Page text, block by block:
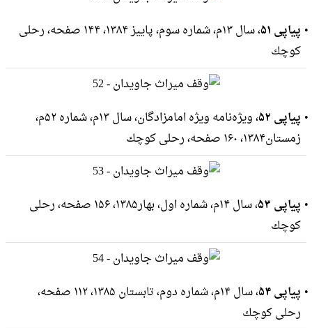
پیاپی ۵۱
، سال ۱۳م، شماره سوم، پاییز ۱۳۸۴، ۱۴۴ صفحه، رحلى
كوچك
پیاپی ۵۲
، ویژه‌نامه ویژه امامزادگان، سال ۱۳م، شماره ۵۲م،
زمستان۱۳۸۴، ۱۶۰ صفحه، رحلى كوچك
پیاپی ۵۳
، سال ۱۴م، شماره اول، بهار۱۳۸۵، ۱۵۶ صفحه، رحلى
كوچك
پیاپی ۵۴
، سال ۱۴م، شماره دوم، تابستان ۱۳۸۵، ۱۱۲ صفحه،
رحلى كوچك